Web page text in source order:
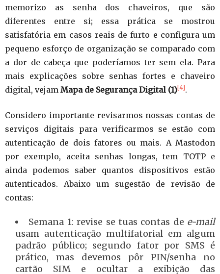
memorizo as senha dos chaveiros, que são
diferentes entre si; essa prática se mostrou
satisfatória em casos reais de furto e configura um
pequeno esforço de organização se comparado com
a dor de cabeça que poderíamos ter sem ela. Para
mais explicações sobre senhas fortes e chaveiro
digital, vejam Mapa de Segurança Digital (1)[4].
Considero importante revisarmos nossas contas de
serviços digitais para verificarmos se estão com
autenticação de dois fatores ou mais. A Mastodon
por exemplo, aceita senhas longas, tem TOTP e
ainda podemos saber quantos dispositivos estão
autenticados. Abaixo um sugestão de revisão de
contas:
Semana 1: revise se tuas contas de e-mail
usam autenticação multifatorial em algum
padrão público; segundo fator por SMS é
prático, mas devemos pôr PIN/senha no
cartão SIM e ocultar a exibição das